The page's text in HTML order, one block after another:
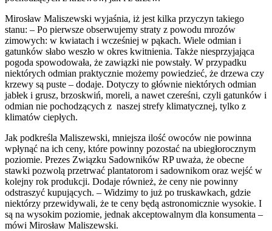
Mirosław Maliszewski wyjaśnia, iż jest kilka przyczyn takiego
stanu: – Po pierwsze obserwujemy straty z powodu mrozów
zimowych: w kwiatach i wcześniej w pąkach. Wiele odmian i
gatunków słabo weszło w okres kwitnienia. Także niesprzyjająca
pogoda spowodowała, że zawiązki nie powstały. W przypadku
niektórych odmian praktycznie możemy powiedzieć, że drzewa czy
krzewy są puste – dodaje. Dotyczy to głównie niektórych odmian
jabłek i grusz, brzoskwiń, moreli, a nawet czereśni, czyli gatunków i
odmian nie pochodzących z naszej strefy klimatycznej, tylko z
klimatów ciepłych.
Jak podkreśla Maliszewski, mniejsza ilość owoców nie powinna
wpłynąć na ich ceny, które powinny pozostać na ubiegłorocznym
poziomie. Prezes Związku Sadowników RP uważa, że obecne
stawki pozwolą przetrwać plantatorom i sadownikom oraz wejść w
kolejny rok produkcji. Dodaje również, że ceny nie powinny
odstraszyć kupujących. – Widzimy to już po truskawkach, gdzie
niektórzy przewidywali, że te ceny będą astronomicznie wysokie. I
są na wysokim poziomie, jednak akceptowalnym dla konsumenta –
mówi Mirosław Maliszewski.